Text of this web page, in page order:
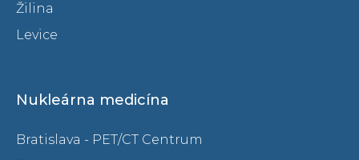
Žilina
Levice
Nukleárna medicína
Bratislava - PET/CT Centrum